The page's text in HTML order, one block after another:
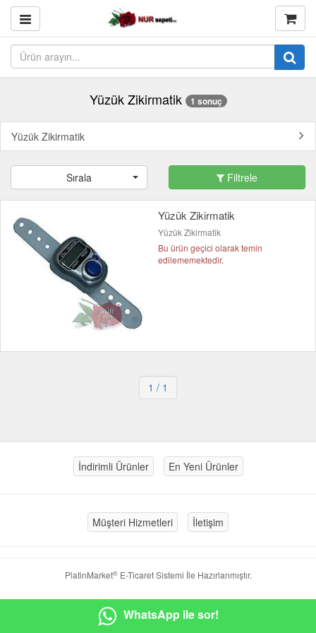
Yüzük Zikirmatik 1 sonuç
Yüzük Zikirmatik
Sırala Filtrele
Yüzük Zikirmatik
Yüzük Zikirmatik
Bu ürün geçici olarak temin
edilememektedir.
1 / 1
İndirimli Ürünler En Yeni Ürünler
Müşteri Hizmetleri İletişim
PlatinMarket®E-Ticaret Sistemi İle Hazırlanmıştır.
WhatsApp ile sor!